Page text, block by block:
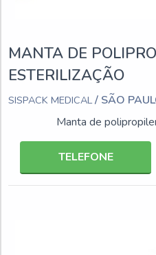
MANTA DE
ESTERILIZAÇÃO
SISPACK MEDICAL / SÃO
Manta de
TELEFONE